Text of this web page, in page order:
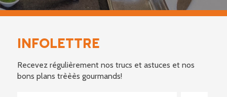
INFOLETTRE
Recevez régulièrement nos trucs et astuces et nos
bons plans trèèès gourmands!